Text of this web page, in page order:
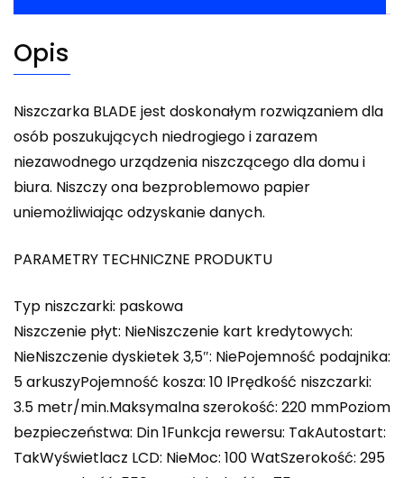
Opis
Niszczarka BLADE jest doskonałym rozwiązaniem dla
osób poszukujących niedrogiego i zarazem
niezawodnego urządzenia niszczącego dla domu i
biura. Niszczy ona bezproblemowo papier
uniemożliwiając odzyskanie danych.
PARAMETRY TECHNICZNE PRODUKTU
Typ niszczarki: paskowa
Niszczenie płyt: NieNiszczenie kart kredytowych:
NieNiszczenie dyskietek 3,5″: NiePojemność podajnika:
5 arkuszyPojemność kosza: 10 lPrędkość niszczarki:
3.5 metr/min.Maksymalna szerokość: 220 mmPoziom
bezpieczeństwa: Din 1Funkcja rewersu: TakAutostart:
TakWyświetlacz LCD: NieMoc: 100 WatSzerokość: 295